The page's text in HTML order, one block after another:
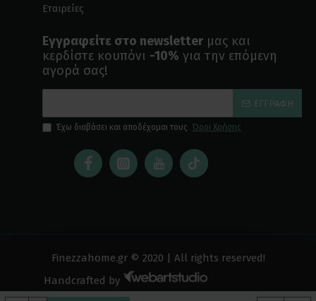
Εταιρείες
Εγγραφείτε στο newsletter μας και
κερδίστε κουπόνι -10% για την επόμενη
αγορά σας!
ΕΓΓΡΑΦΉ
Έχω διαβάσει και αποδέχομαι τους Όροι Χρήσης
Finezzahome.gr © 2020 | All rights reserved!
Handcrafted by